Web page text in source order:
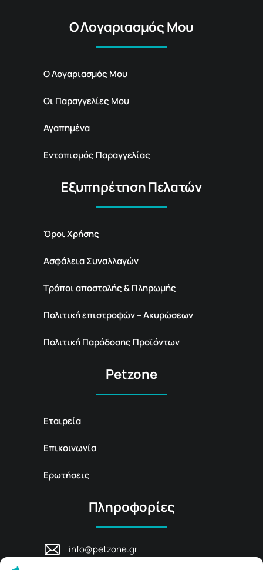
Ο Λογαριασμός Μου
Ο Λογαριασμός Μου
Οι Παραγγελίες Μου
Αγαπημένα
Εντοπισμός Παραγγελίας
Εξυπηρέτηση Πελατών
Όροι Χρήσης
Ασφάλεια Συναλλαγών
Τρόποι αποστολής & Πληρωμής
Πολιτική επιστροφών – Ακυρώσεων
Πολιτική Παράδοσης Προϊόντων
Petzone
Εταιρεία
Επικοινωνία
Ερωτήσεις
Πληροφορίες
info@petzone.gr